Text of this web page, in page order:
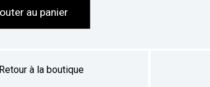
au panier
Retour à la boutique